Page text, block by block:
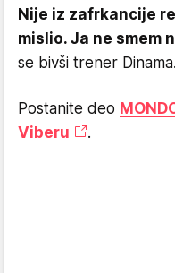
Nije iz zafrkancije
mislio. Ja ne smem
se bivši trener Dinama.
Postanite deo
Viberu
.